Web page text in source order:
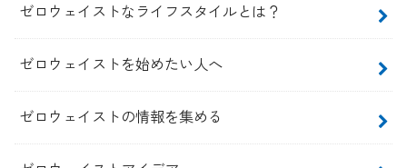
ゼロウェイストなライフスタイルとは？
ゼロウェイストを始めたい人へ
ゼロウェイストの情報を集める